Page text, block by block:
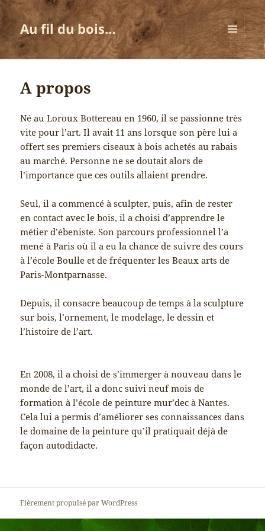
Au fil du bois…
MENU
ET
A propos
Né au Loroux Bottereau en 1960, il se passionne très
vite pour l’art. Il avait 11 ans lorsque son père lui a
offert ses premiers ciseaux à bois achetés au rabais
au marché. Personne ne se doutait alors de
l’importance que ces outils allaient prendre.
Seul, il a commencé à sculpter, puis, afin de rester
en contact avec le bois, il a choisi d’apprendre le
métier d’ébeniste. Son parcours professionnel l’a
mené à Paris où il a eu la chance de suivre des cours
à l’école Boulle et de fréquenter les Beaux arts de
Paris-Montparnasse.
Depuis, il consacre beaucoup de temps à la sculpture
sur bois, l’ornement, le modelage, le dessin et
l’histoire de l’art.
En 2008, il a choisi de s’immerger à nouveau dans le
monde de l’art, il a donc suivi neuf mois de
formation à l’école de peinture mur’dec à Nantes.
Cela lui a permis d’améliorer ses connaissances dans
le domaine de la peinture qu’il pratiquait déjà de
façon autodidacte.
Fièrement propulsé par WordPress